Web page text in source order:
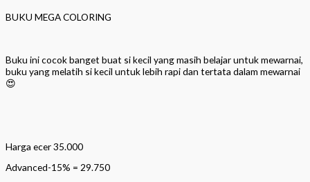
BUKU MEGA COLORING
Buku ini cocok banget buat si kecil yang masih belajar untuk mewarnai,
buku yang melatih si kecil untuk lebih rapi dan tertata dalam mewarnai
😍
Harga ecer 35.000
Advanced-15% = 29.750